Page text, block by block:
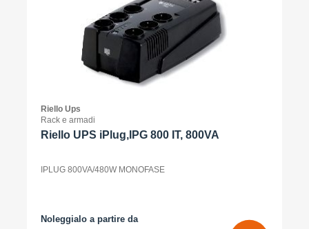
Riello Ups
Rack e armadi
Riello UPS iPlug,IPG 800 IT, 800VA
IPLUG 800VA/480W MONOFASE
Noleggialo a partire da